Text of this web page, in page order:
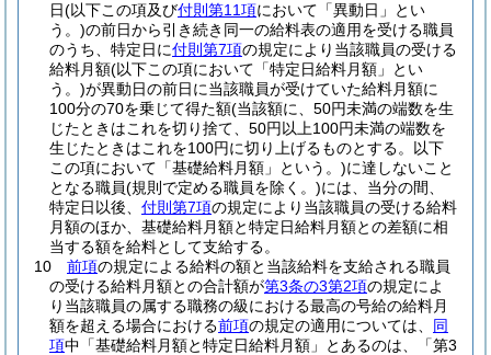
日(以下この項及び付則第11項において「異動日」とい
う。)の前日から引き続き同一の給料表の適用を受ける職員
のうち、特定日に付則第7項の規定により当該職員の受ける
給料月額(以下この項において「特定日給料月額」とい
う。)が異動日の前日に当該職員が受けていた給料月額に
100分の70を乗じて得た額(当該額に、50円未満の端数を生
じたときはこれを切り捨て、50円以上100円未満の端数を
生じたときはこれを100円に切り上げるものとする。以下
この項において「基礎給料月額」という。)に達しないこと
となる職員(規則で定める職員を除く。)には、当分の間、
特定日以後、 付則第7項の規定により当該職員の受ける給料
月額のほか、基礎給料月額と特定日給料月額との差額に相
当する額を給料として支給する。
10
前項の規定による給料の額と当該給料を支給される職員
の受ける給料月額との合計額が第3条の3第2項の規定によ
り当該職員の属する職務の級における最高の号給の給料月
額を超える場合における前項の規定の適用については、 同
項中「基礎給料月額と特定日給料月額」とあるのは、「第3